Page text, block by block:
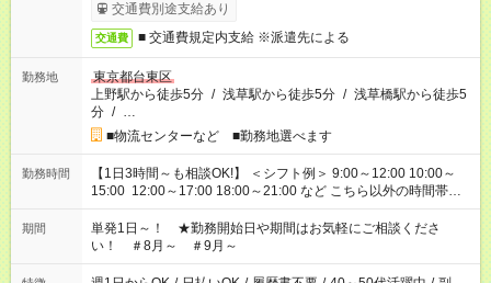
交通費別途支給あり
交通費 ■ 交通費規定内支給 ※派遣先による
勤務地
東京都台東区
上野駅から徒歩5分 / 浅草駅から徒歩5分 / 浅草橋駅から徒歩5
分 / …
■物流センターなど ■勤務地選べます
勤務時間
【1日3時間～も相談OK!】 ＜シフト例＞ 9:00～12:00 10:00～
15:00 12:00～17:00 18:00～21:00 など こちら以外の時間帯も
お気軽にご相談ください！
期間
単発1日～！ ★勤務開始日や期間はお気軽にご相談くださ
い！ ＃8月～ ＃9月～